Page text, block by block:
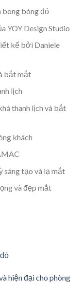
bong bóng đỏ
YOY Design Studio
kế bởi Daniele
bắt mắt
lịch
thanh lịch và bắt
khách
sáng tạo và lạ mắt
và đẹp mắt
hiện đại cho phòng